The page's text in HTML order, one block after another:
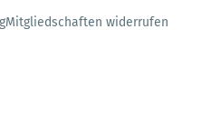
Mitgliedschaften widerrufen